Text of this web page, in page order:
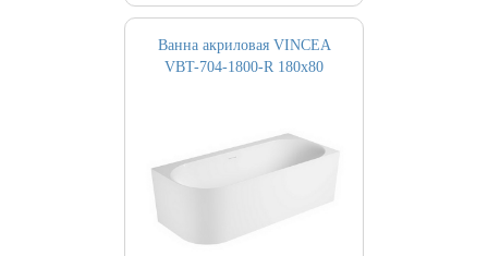
Ванна акриловая VINCEA
VBT-704-1800-R 180х80